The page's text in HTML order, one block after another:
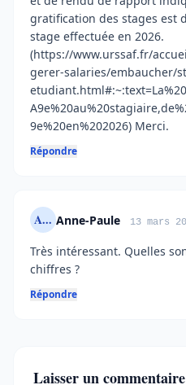
gratification des stages est
stage effectuée en 2026.
(https://www.urssaf.fr/
gerer-salaries/embaucher/
9e%20en%202026) Merci.
Répondre
A... Anne-Paule 13 mars
Très intéressant. Quelles
chiffres ?
Répondre
Laisser un commentaire